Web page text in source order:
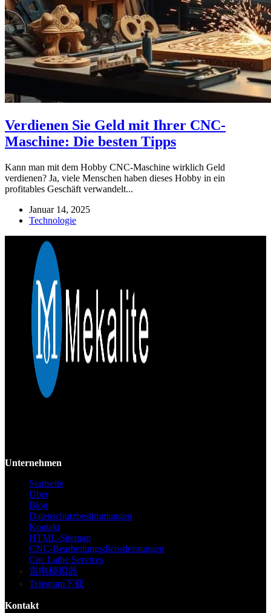
Verdienen Sie Geld mit Ihrer CNC-
Maschine: Die besten Tipps
Kann man mit dem Hobby CNC-Maschine wirklich Geld
verdienen? Ja, viele Menschen haben dieses Hobby in ein
profitables Geschäft verwandelt...
Januar 14, 2025
Technologie
Unternehmen
Startseite
Über
Blog
Datenschutzbestimmungen
Kontakt
HTML-Sitemap
CNC-Bearbeitungsdienstleistungen
Cnc Lathe Services
雷电模拟器
Telegram下载
Kontakt